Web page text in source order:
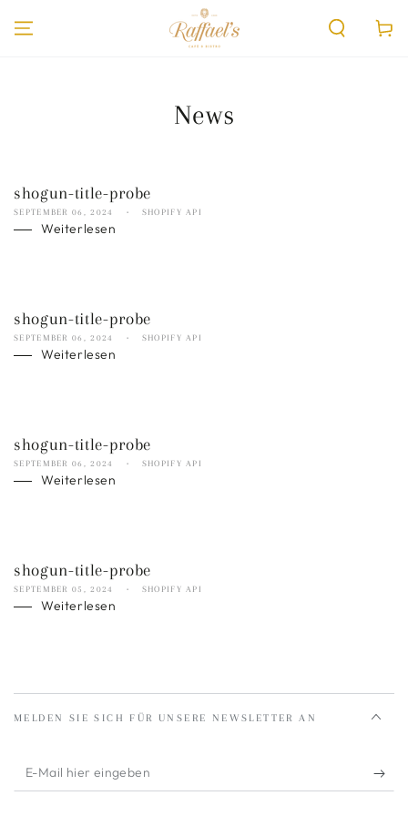
SPRINGEN
News
shogun-title-probe
SEPTEMBER 06, 2024 SHOPIFY API
Weiterlesen
shogun-title-probe
SEPTEMBER 06, 2024 SHOPIFY API
Weiterlesen
shogun-title-probe
SEPTEMBER 06, 2024 SHOPIFY API
Weiterlesen
shogun-title-probe
SEPTEMBER 05, 2024 SHOPIFY API
Weiterlesen
MELDEN SIE SICH FÜR UNSERE NEWSLETTER AN
E-
Mail